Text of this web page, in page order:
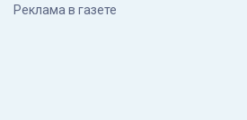
Реклама в газете